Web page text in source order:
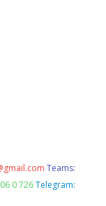
Teams:
0 726 Telegram: